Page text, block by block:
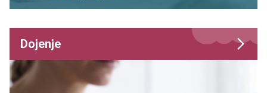
Dojenje